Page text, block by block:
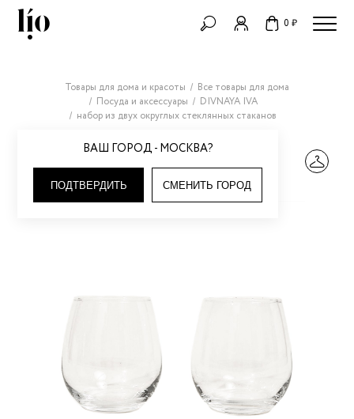
0 ₽
ВАШ ГОРОД - МОСКВА?
ПОДТВЕРДИТЬ СМЕНИТЬ ГОРОД
Товары для дома и красоты
Все товары для дома
Посуда и аксессуары
DIVNAYA IVA
набор из двух округлых стеклянных стаканов